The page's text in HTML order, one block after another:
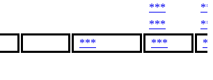
***
***
*** ***